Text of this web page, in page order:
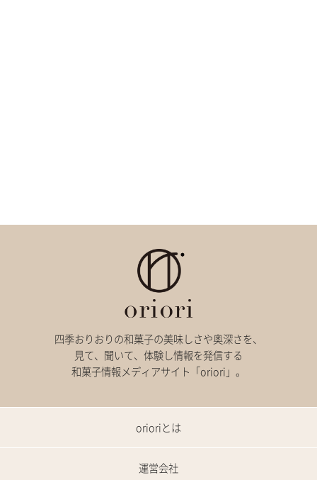
四季おりおりの和菓子の美味しさや奥深さを、
見て、聞いて、体験し情報を発信する
和菓子情報メディアサイト「oriori」。
orioriとは
運営会社